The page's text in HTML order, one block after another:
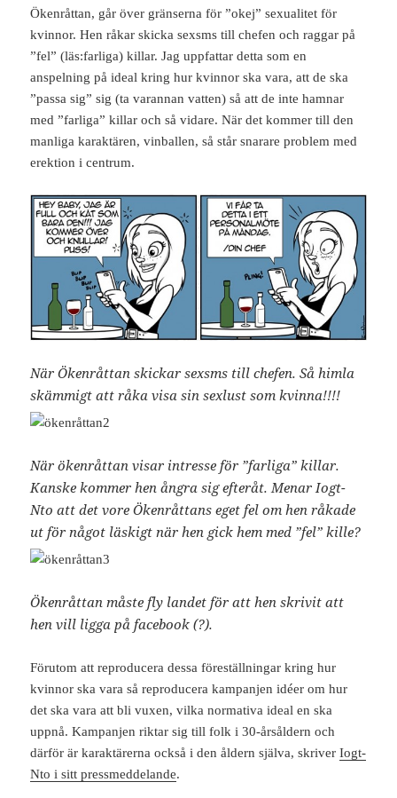
Ökenråttan, går över gränserna för ”okej” sexualitet för
kvinnor. Hen råkar skicka sexsms till chefen och raggar på
”fel” (läs:farliga) killar. Jag uppfattar detta som en
anspelning på ideal kring hur kvinnor ska vara, att de ska
”passa sig” sig (ta varannan vatten) så att de inte hamnar
med ”farliga” killar och så vidare. När det kommer till den
manliga karaktären, vinballen, så står snarare problem med
erektion i centrum.
När Ökenråttan skickar sexsms till chefen. Så himla
skämmigt att råka visa sin sexlust som kvinna!!!!
När ökenråttan visar intresse för ”farliga” killar.
Kanske kommer hen ångra sig efteråt. Menar Iogt-
Nto att det vore Ökenråttans eget fel om hen råkade
ut för något läskigt när hen gick hem med ”fel” kille?
Ökenråttan måste fly landet för att hen skrivit att
hen vill ligga på facebook (?).
Förutom att reproducera dessa föreställningar kring hur
kvinnor ska vara så reproducera kampanjen idéer om hur
det ska vara att bli vuxen, vilka normativa ideal en ska
uppnå. Kampanjen riktar sig till folk i 30-årsåldern och
därför är karaktärerna också i den åldern själva, skriverIogt-
Nto i sitt pressmeddelande.